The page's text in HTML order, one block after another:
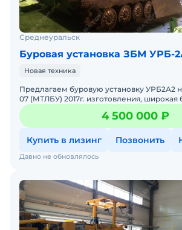
Среднеуральск
Буровая установка ЗБМ УРБ-
Новая техника
Предлагаем буровую установку УРБ2А2
07 (МТЛБУ) 2017г. изготовления, широкая
гусеница, распашные двери. УРб2А2 с
4 500 000 ₽
Купить в лизинг Позвонить
Давно не обновлялось